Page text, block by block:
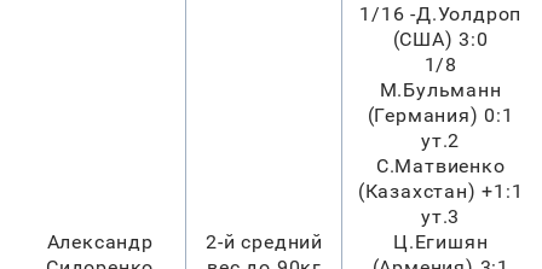
Александр
2-й средний
1/16 -Д.Уолдроп
(США) 3:0
1/8
М.Бульманн
(Германия) 0:1
ут.2
С.Матвиенко
(Казахстан) +1:1
ут.3
Ц.Егишян